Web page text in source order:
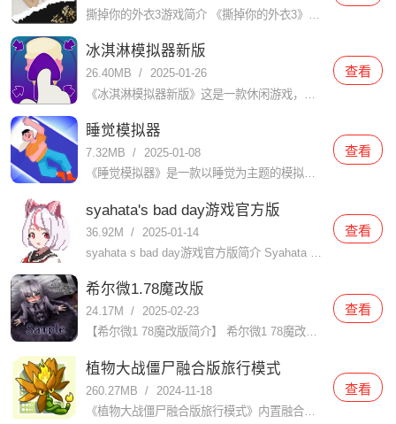
冰淇淋模拟器新版
26.40MB / 2025-01-26
查看
睡觉模拟器
7.32MB / 2025-01-08
《睡觉模拟器》是一款以睡觉为主题的模拟游戏，玩家在游戏中扮演一个需要睡觉的人物，通过不同的操作模拟睡觉的过程。游戏中包含了丰富的场景和道具，玩家可以根据自己的喜好和需要选择不同的场景和道具，来达到更好
查看
syahata's bad day游戏官方版
36.92M /
2025-01-14
查看
希尔微1.78魔改版
24.17M / 2025-02-23
【希尔微1 78魔改版简介】 希尔微1 78魔改版是一款深受玩家喜爱的角色扮演类游戏，该版本在原作基础上进行了大量创新和优化，为玩家带来了更加丰富的游戏体验和更加精彩的剧情发展。玩家将扮演一名救助了受
查看
植物大战僵尸融合版旅行模式
260.27MB /
2024-11-18
《植物大战僵尸融合版旅行模式》内置融合玩法的旅行模式，旅行模式可以把不同地图进行完美的混合在一起，玩法体验过程让玩家能够面对各种的挑战进行对抗，操作体验感觉也会变得十分的有趣。让玩家可以在在这里感受焕
查看